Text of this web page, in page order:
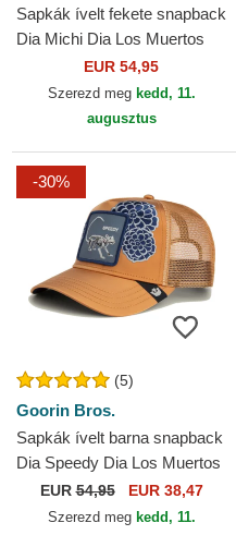
Sapkák ívelt fekete snapback
Dia Michi Dia Los Muertos
The Farm Goorin Bros.
EUR 54,95
Szerezd meg kedd, 11.
augusztus
-30%
(5)
Goorin Bros.
Sapkák ívelt barna snapback
Dia Speedy Dia Los Muertos
The Farm Goorin Bros.
EUR54,95 EUR 38,47
Szerezd meg kedd, 11.